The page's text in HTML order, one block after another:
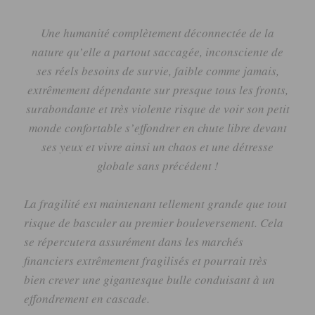
Une humanité complètement déconnectée de la
nature qu’elle a partout saccagée, inconsciente de
ses réels besoins de survie, faible comme jamais,
extrêmement dépendante sur presque tous les fronts,
surabondante et très violente risque de voir son petit
monde confortable s’effondrer en chute libre devant
ses yeux et vivre ainsi un chaos et une détresse
globale sans précédent !
La fragilité est maintenant tellement grande que tout
risque de basculer au premier bouleversement. Cela
se répercutera assurément dans les marchés
financiers extrêmement fragilisés et pourrait très
bien crever une gigantesque bulle conduisant à un
effondrement en cascade.